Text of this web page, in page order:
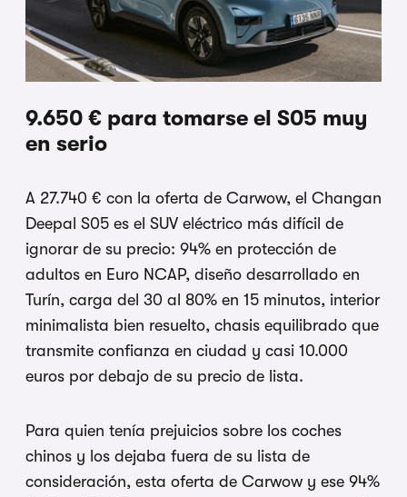
9.650 € para tomarse el S05 muy
en serio
A 27.740 € con la oferta de Carwow, el Changan
Deepal S05 es el SUV eléctrico más difícil de
ignorar de su precio: 94% en protección de
adultos en Euro NCAP, diseño desarrollado en
Turín, carga del 30 al 80% en 15 minutos, interior
minimalista bien resuelto, chasis equilibrado que
transmite confianza en ciudad y casi 10.000
euros por debajo de su precio de lista.
Para quien tenía prejuicios sobre los coches
chinos y los dejaba fuera de su lista de
consideración, esta oferta de Carwow y ese 94%